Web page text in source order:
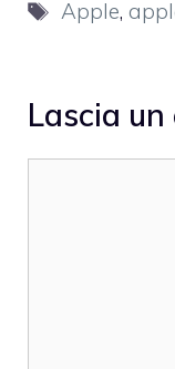
Tag
Apple,
Lascia